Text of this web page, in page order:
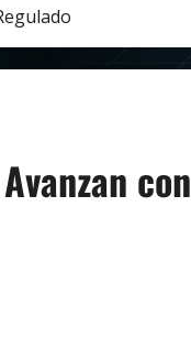
con